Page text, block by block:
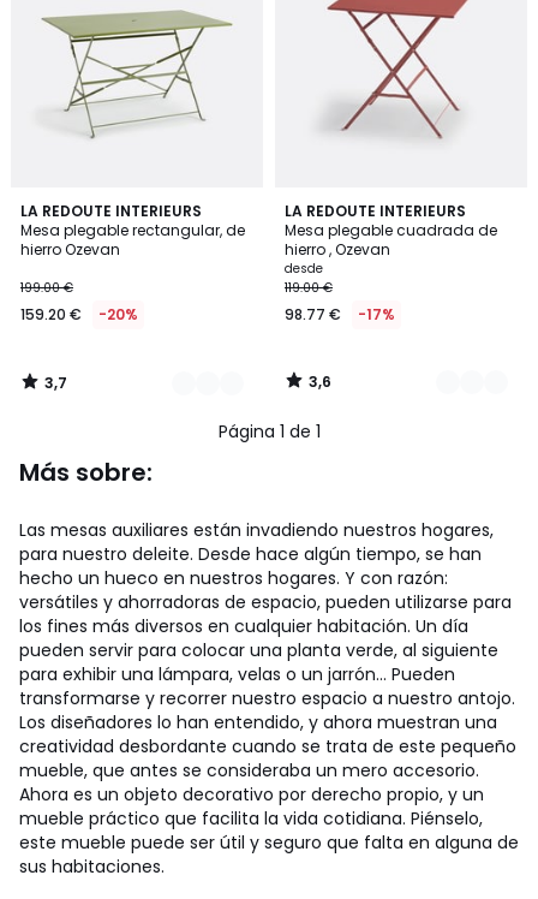
LA REDOUTE INTERIEURS
Mesa plegable rectangular, de
hierro Ozevan
€
en
de
199.00
descuento
aplicado.
199.00 €
159.20 € -20%
3,7
/ 5
5
Colores
3,7
/
LA REDOUTE INTERIEURS
Mesa plegable cuadrada de
hierro , Ozevan
desde
119.00 €
98.77 € -17%
3,6
/ 5
4
Colores
3,6
/
Página 1 de 1
Más sobre:
Las mesas auxiliares están invadiendo nuestros hogares,
para nuestro deleite. Desde hace algún tiempo, se han
hecho un hueco en nuestros hogares. Y con razón:
versátiles y ahorradoras de espacio, pueden utilizarse para
los fines más diversos en cualquier habitación. Un día
pueden servir para colocar una planta verde, al siguiente
para exhibir una lámpara, velas o un jarrón... Pueden
transformarse y recorrer nuestro espacio a nuestro antojo.
Los diseñadores lo han entendido, y ahora muestran una
creatividad desbordante cuando se trata de este pequeño
mueble, que antes se consideraba un mero accesorio.
Ahora es un objeto decorativo por derecho propio, y un
mueble práctico que facilita la vida cotidiana. Piénselo,
este mueble puede ser útil y seguro que falta en alguna de
sus habitaciones.